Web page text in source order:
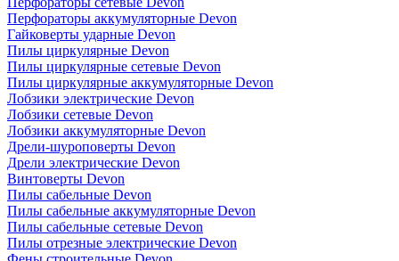
Перфораторы аккумуляторные Devon
Гайковерты ударные Devon
Пилы циркулярные Devon
Пилы циркулярные сетевые Devon
Пилы циркулярные аккумуляторные Devon
Лобзики электрические Devon
Лобзики сетевые Devon
Лобзики аккумуляторные Devon
Дрели-шуроповерты Devon
Дрели электрические Devon
Винтоверты Devon
Пилы сабельные Devon
Пилы сабельные аккумуляторные Devon
Пилы сабельные сетевые Devon
Пилы отрезные электрические Devon